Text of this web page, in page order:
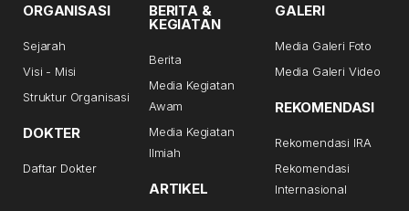
ORGANISASI
Sejarah
Visi - Misi
Struktur Organisasi
DOKTER
Daftar Dokter
BERITA &
KEGIATAN
Berita
Media Kegiatan
Awam
Media Kegiatan
Ilmiah
ARTIKEL
GALERI
Media Galeri Foto
Media Galeri Video
REKOMENDASI
Rekomendasi IRA
Rekomendasi
Internasional